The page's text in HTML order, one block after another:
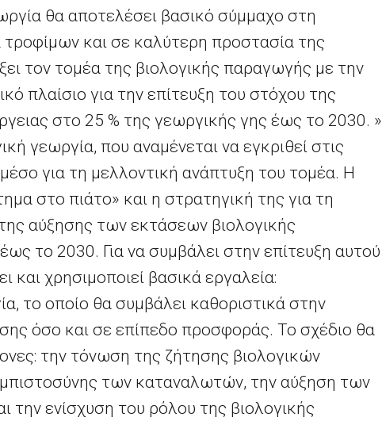
θα αποτελέσει βασικό σύμμαχο στη
και σε καλύτερη προστασία της
τον τομέα της βιολογικής παραγωγής με την
πλαίσιο για την επίτευξη του στόχου της
στο 25 % της γεωργικής γης έως το 2030. »
γεωργία, που αναμένεται να εγκριθεί στις
για τη μελλοντική ανάπτυξη του τομέα. Η
στο πιάτο» και η στρατηγική της για τη
αύξησης των εκτάσεων βιολογικής
το 2030. Για να συμβάλει στην επίτευξη αυτού
χρησιμοποιεί βασικά εργαλεία:
το οποίο θα συμβάλει καθοριστικά στην
όσο και σε επίπεδο προσφοράς. Το σχέδιο θα
την τόνωση της ζήτησης βιολογικών
των καταναλωτών, την αύξηση των
την ενίσχυση του ρόλου της βιολογικής